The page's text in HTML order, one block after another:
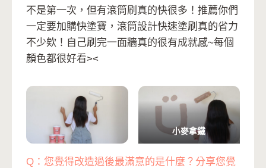
不是第一次，但有滾筒刷真的快很多！推薦你們
一定要加購快塗寶，滾筒設計快速塗刷真的省力
不少欸！自己刷完一面牆真的很有成就感~每個
顏色都很好看><
小麥拿鐵
Q：您覺得改造過後最滿意的是什麼？分享您覺